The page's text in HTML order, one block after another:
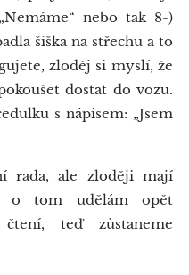
nebo tak 8-)
šiška na střechu a to
zloděj si myslí, že
dostat do vozu.
s nápisem: „Jsem
ale zloději mají
o tom udělám opět
čtení, teď zůstaneme